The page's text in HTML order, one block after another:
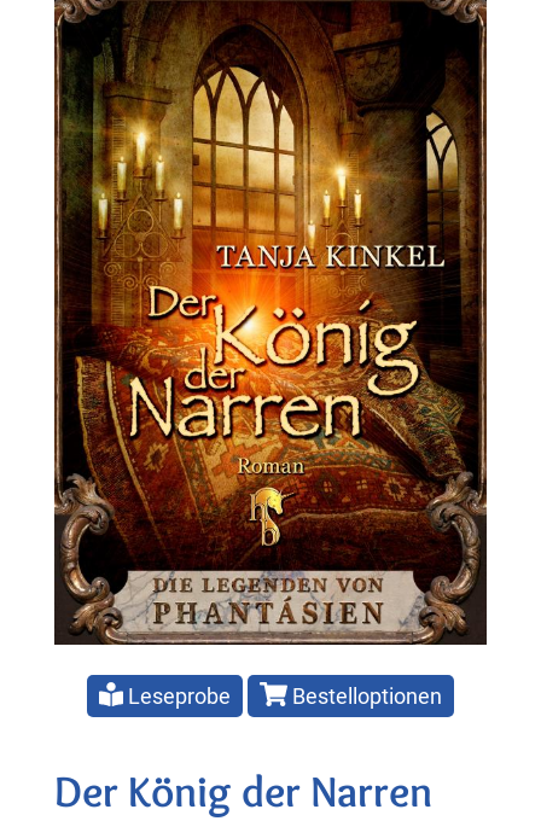
Leseprobe Bestelloptionen
Der König der Narren